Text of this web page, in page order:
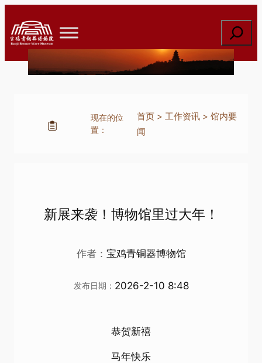
至
内
索
现在的位
置：
首页> 工作资讯> 馆内要
闻
新展来袭！博物馆里过大年！
作者： 宝鸡青铜器博物馆
发布日期： 2026-2-10 8:48
恭贺新禧
马年快乐